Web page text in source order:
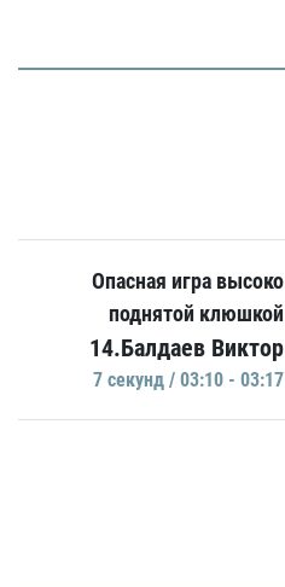
Опасная игра высоко
поднятой клюшкой
14.Балдаев Виктор
7 секунд / 03:10 - 03:17